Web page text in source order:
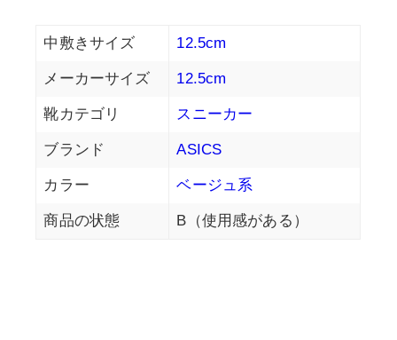
中敷きサイズ 12.5cm
メーカーサイズ 12.5cm
靴カテゴリ スニーカー
ブランド ASICS
カラー ベージュ系
商品の状態 B（使用感がある）